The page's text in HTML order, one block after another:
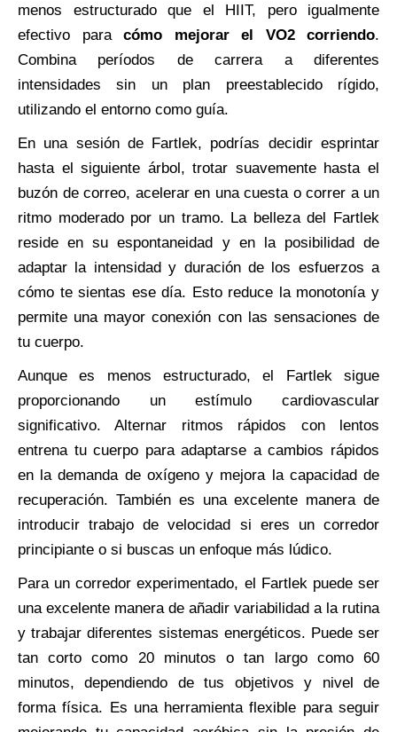
menos estructurado que el HIIT, pero igualmente
efectivo para cómo mejorar el VO2 corriendo.
Combina períodos de carrera a diferentes
intensidades sin un plan preestablecido rígido,
utilizando el entorno como guía.
En una sesión de Fartlek, podrías decidir esprintar
hasta el siguiente árbol, trotar suavemente hasta el
buzón de correo, acelerar en una cuesta o correr a un
ritmo moderado por un tramo. La belleza del Fartlek
reside en su espontaneidad y en la posibilidad de
adaptar la intensidad y duración de los esfuerzos a
cómo te sientas ese día. Esto reduce la monotonía y
permite una mayor conexión con las sensaciones de
tu cuerpo.
Aunque es menos estructurado, el Fartlek sigue
proporcionando un estímulo cardiovascular
significativo. Alternar ritmos rápidos con lentos
entrena tu cuerpo para adaptarse a cambios rápidos
en la demanda de oxígeno y mejora la capacidad de
recuperación. También es una excelente manera de
introducir trabajo de velocidad si eres un corredor
principiante o si buscas un enfoque más lúdico.
Para un corredor experimentado, el Fartlek puede ser
una excelente manera de añadir variabilidad a la rutina
y trabajar diferentes sistemas energéticos. Puede ser
tan corto como 20 minutos o tan largo como 60
minutos, dependiendo de tus objetivos y nivel de
forma física. Es una herramienta flexible para seguir